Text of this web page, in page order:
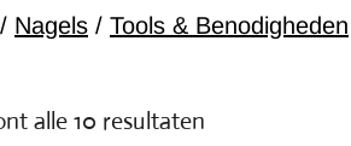
/ Nagels / Tools & Benodigheden
alle 10 resultaten